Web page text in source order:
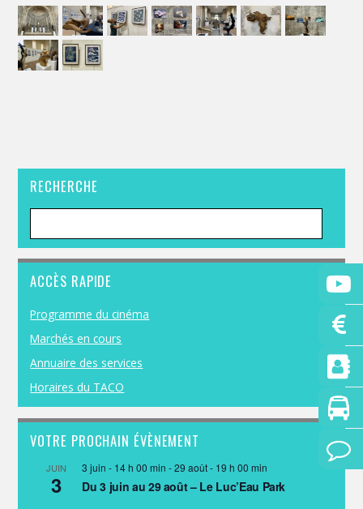
RECHERCHE
ACCÈS RAPIDE
Programme du cinéma
Marchés en cours
Annuaire des services
Horaires du TACO
VOTRE PROCHAIN ÉVÈNEMENT
JUIN
3
3 juin - 14 h 00 min -29 août - 19 h 00 min
Du 3 juin au 29 août – Le Luc’Eau Park